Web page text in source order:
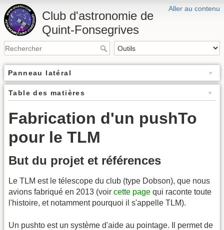
Aller au contenu
Club d'astronomie de
Quint-Fonsegrives
Panneau latéral
Table des matières
Fabrication d'un pushTo
pour le TLM
But du projet et références
Le TLM est le télescope du club (type Dobson), que nous
avions fabriqué en 2013 (voir cette page qui raconte toute
l'histoire, et notamment pourquoi il s'appelle TLM).
Un pushto est un système d'aide au pointage. Il permet de